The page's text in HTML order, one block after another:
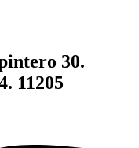
30.
11205